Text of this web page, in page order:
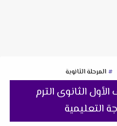
المرحلة الثانوية
الثانوى الترم